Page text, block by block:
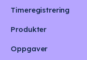
Timeregistrering
Produkter
Oppgaver